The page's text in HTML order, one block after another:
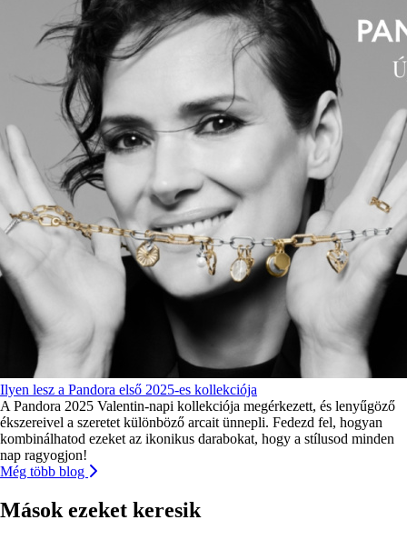
Ilyen lesz a Pandora első 2025-es kollekciója
A Pandora 2025 Valentin-napi kollekciója megérkezett, és lenyűgöző
ékszereivel a szeretet különböző arcait ünnepli. Fedezd fel, hogyan
kombinálhatod ezeket az ikonikus darabokat, hogy a stílusod minden
nap ragyogjon!
Még több blog
Mások ezeket keresik